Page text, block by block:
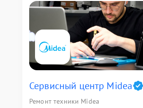
Сервисный центр Midea
Ремонт техники Midea